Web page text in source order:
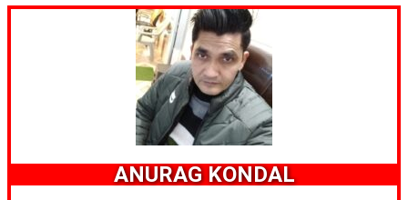
ANURAG KONDAL